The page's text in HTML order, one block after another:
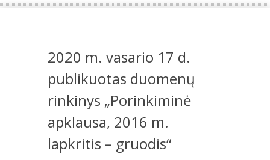
2020 m. vasario 17 d.
publikuotas duomenų
rinkinys „Porinkiminė
apklausa, 2016 m.
lapkritis – gruodis“